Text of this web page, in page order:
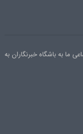
ما به باشگاه خبرنگاران به